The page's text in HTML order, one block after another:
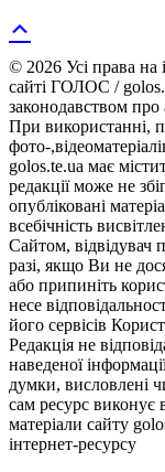
© 2026 Усі права на
сайті ГОЛОС /
законодавством про
При використанні,
фото-
golos.te.ua має
редакції може не
опубліковані
всебічність
Сайтом, відвідувач
разі, якщо Ви не
або припиніть
несе
його сервісів
Редакція не
наведеної
думки, висловлені
сам ресурс виконує
матеріали сайту
інтернет-ресурсу